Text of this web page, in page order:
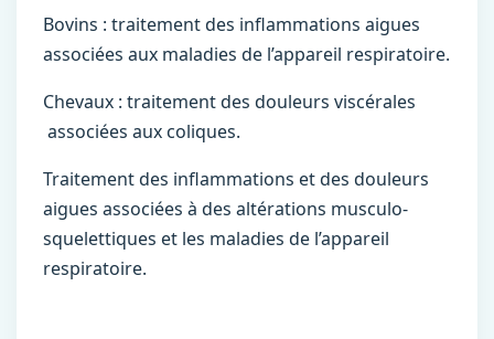
Bovins : traitement des inflammations aigues
associées aux maladies de l’appareil respiratoire.
Chevaux : traitement des douleurs viscérales
associées aux coliques.
Traitement des inflammations et des douleurs
aigues associées à des altérations musculo-
squelettiques et les maladies de l’appareil
respiratoire.